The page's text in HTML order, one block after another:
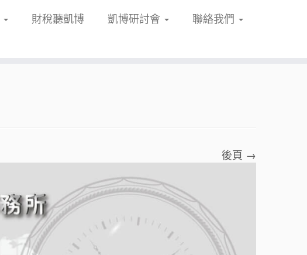
財稅聽凱博 凱博研討會
聯絡我們
後頁 →